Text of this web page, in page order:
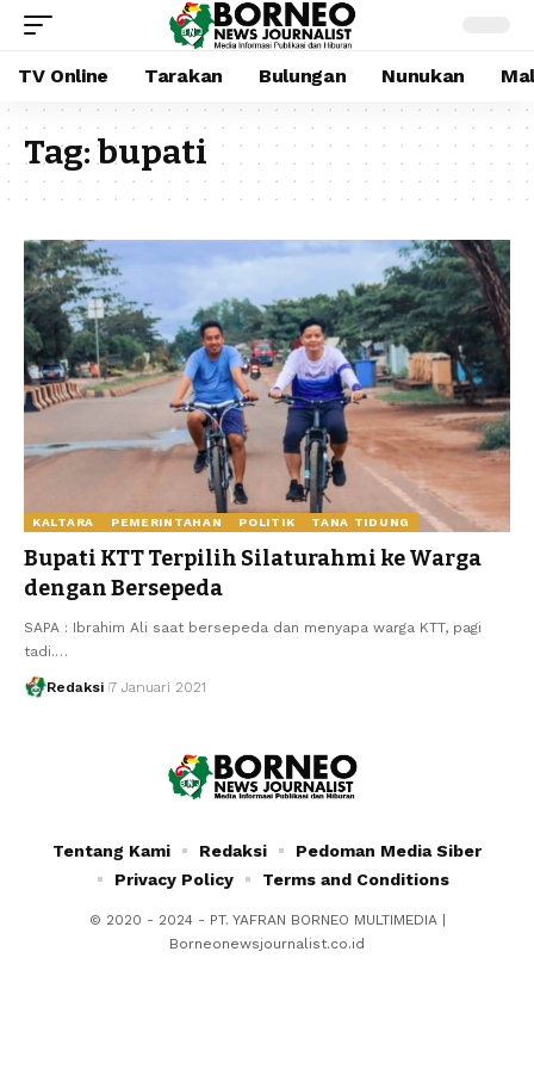
TV Online Tarakan Bulungan Nunukan
Tag:bupati
KALTARA PEMERINTAHAN POLITIK TANA TIDUNG
Bupati KTT Terpilih Silaturahmi ke Warga
dengan Bersepeda
SAPA : Ibrahim Ali saat bersepeda dan menyapa warga KTT, pagi
tadi.…
Redaksi 7 Januari 2021
© 2020 - 2024 - PT. YAFRAN BORNEO MULTIMEDIA |
Borneonewsjournalist.co.id
Tentang Kami Redaksi
Pedoman Media Siber
Privacy Policy
Terms and Conditions